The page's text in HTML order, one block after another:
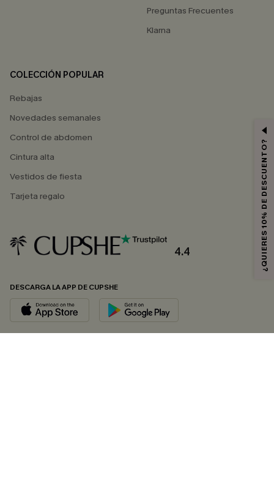
Preguntas Frecuentes
Klarna
COLECCIÓN POPULAR
Rebajas
Novedades semanales
Control de abdomen
Cintura alta
Vestidos de fiesta
Tarjeta regalo
4.4
DESCARGA LA APP DE CUPSHE
¿QUIERES 10% DE DESCUENTO?